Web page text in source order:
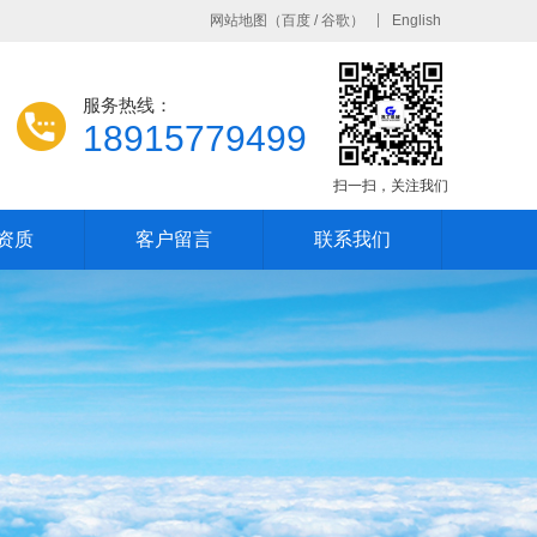
网站地图 （百度 /谷歌 ） English
服务热线：
18915779499
扫一扫，关注我们
质 客户留言 联系我们